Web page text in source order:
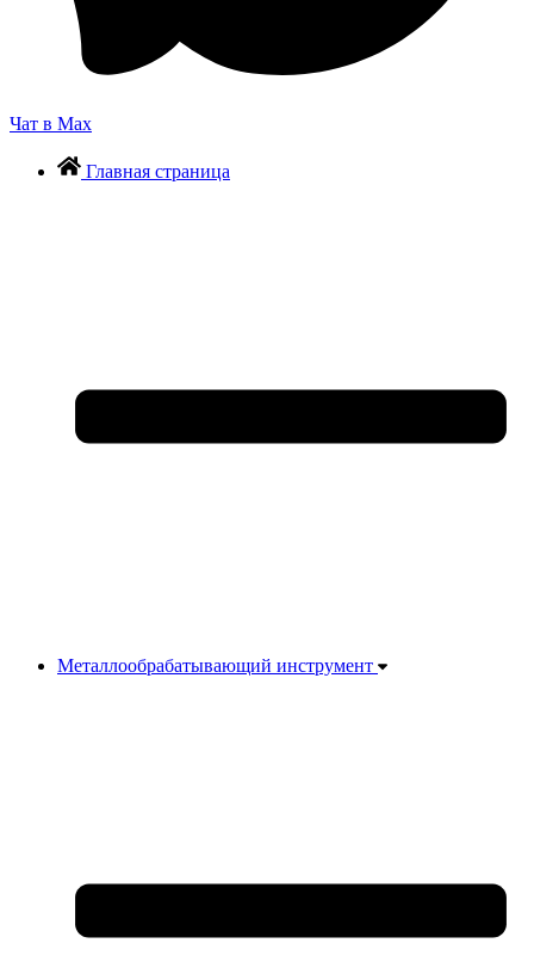
Чат в Max
Главная страница
Металлообрабатывающий инструмент